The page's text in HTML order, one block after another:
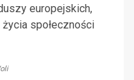
europejskich,
społeczności